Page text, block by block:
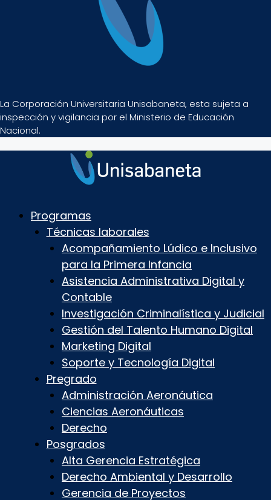
La Corporación Universitaria Unisabaneta, esta sujeta a
inspección y vigilancia por el Ministerio de Educación
Nacional.
Programas
Técnicas laborales
Acompañamiento Lúdico e Inclusivo
para la Primera Infancia
Asistencia Administrativa Digital y
Contable
Investigación Criminalística y Judicial
Gestión del Talento Humano Digital
Marketing Digital
Soporte y Tecnología Digital
Pregrado
Administración Aeronáutica
Ciencias Aeronáuticas
Derecho
Posgrados
Alta Gerencia Estratégica
Derecho Ambiental y Desarrollo
Gerencia de Proyectos